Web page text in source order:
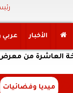
الأخبار عربي
من معرض «أخبار
ميديا وفضائيات